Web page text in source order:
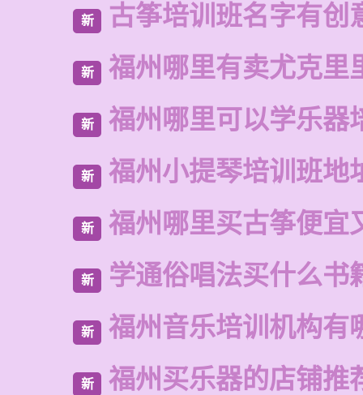
新 古筝培训班名字有创
新 福州哪里有卖尤克里
新 福州哪里可以学乐器
新 福州小提琴培训班地
新 福州哪里买古筝便宜
新 学通俗唱法买什么书
新 福州音乐培训机构有
新 福州买乐器的店铺推